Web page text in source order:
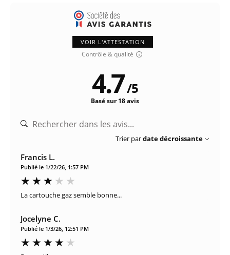
VOIR L'ATTESTATION
Contrôle & qualité
4.7/5
Basé sur 18 avis
Trier pardate décroissante
Francis L.
Publié le 1/22/26, 1:57 PM
La cartouche gaz semble bonne...
Jocelyne C.
Publié le 1/3/26, 12:51 PM